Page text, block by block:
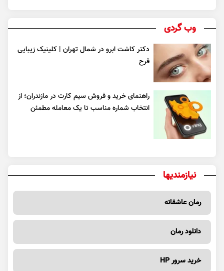
وب گردی
دکتر کاشت ابرو در شمال تهران | کلینیک زیبایی
فرح
راهنمای خرید و فروش سیم کارت در مازندران؛ از
انتخاب شماره مناسب تا یک معامله مطمئن
نیازمندیها
رمان عاشقانه
دانلود رمان
خرید سرور HP